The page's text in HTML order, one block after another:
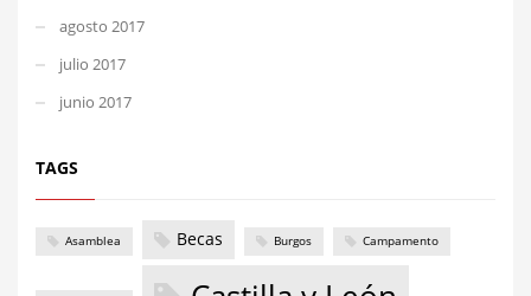
agosto 2017
julio 2017
junio 2017
TAGS
Asamblea Becas Burgos Campamento